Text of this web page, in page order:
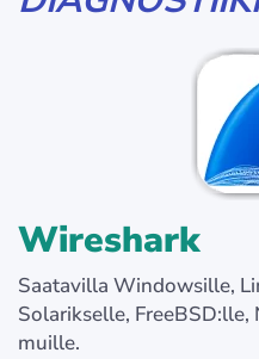
Wireshark
Saatavilla Windowsille,
Solarikselle,
muille.